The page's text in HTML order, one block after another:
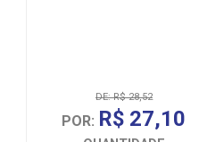
DE: R$ 28,52
POR: R$ 27,10